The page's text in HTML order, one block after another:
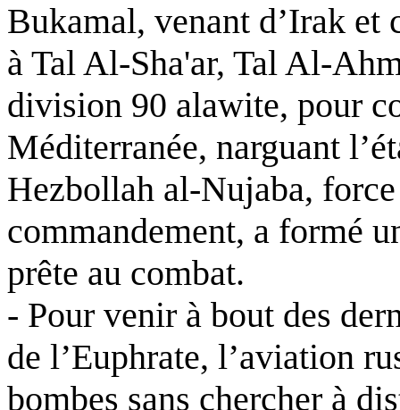
Bukamal, venant d’Irak et
à Tal Al-Sha'ar, Tal Al-
division 90 alawite, pour
Méditerranée, narguant
Hezbollah al-Nujaba,
commandement, a formé
prête au combat.
- Pour venir à bout des
de l’Euphrate, l’aviation
bombes sans chercher à